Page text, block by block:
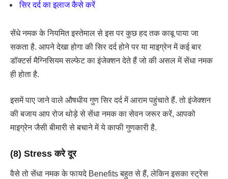
सिर दर्द का इलाज कैसे करें
सेंधे नमक के नियमित इस्तेमाल से इस पर कुछ हद तक काबू पाया जा
सकता है. आपने देखा होगा की सिर दर्द होने पर या माइग्रेन में कई बार
डॉक्टर्स मैग्निसियम सल्फेट का इंजेक्शन देते हैं जो की असल में सेंधा नमक
ही होता है.
इसमें पाए जाने वाले औषधीय गुण सिर दर्द में आराम पहुंचाते हैं. तो इंजेक्शन
की बजाय आप रोज थोड़े से सेंधा नमक का सेवन जरूर करें, आपको
माइग्रेन जैसी बीमारी से बचाने में ये काफी गुणकारी है.
(8) Stress करे दूर
वैसे तो सेंधा नमक के फायदे Benefits बहुत से हैं, लेकिन इसका स्ट्रेस